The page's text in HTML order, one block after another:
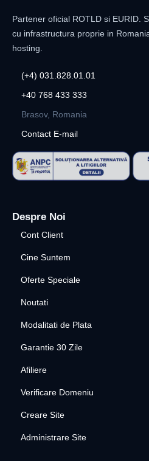
Partener oficial ROTLD si EURID.
cu infrastructura proprie in
hosting.
(+4) 031.828.01.01
+40 768 433 333
Brasov, Romania
Contact E-mail
Despre Noi
Cont Client
Cine Suntem
Oferte Speciale
Noutati
Modalitati de Plata
Garantie 30 Zile
Afiliere
Verificare Domeniu
Creare Site
Administrare Site